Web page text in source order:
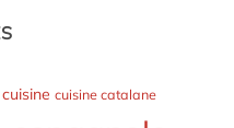
cuisine cuisine catalane